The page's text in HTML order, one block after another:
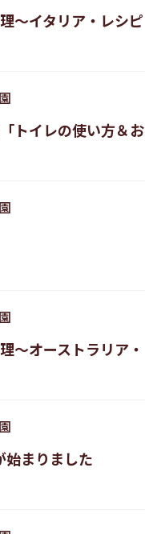
～イタリア・レシピ
トイレの使い方＆お
～オーストラリア・
まりました